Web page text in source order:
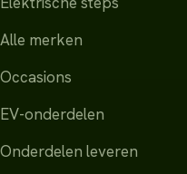
Alle merken
Occasions
EV-onderdelen
Onderdelen leveren